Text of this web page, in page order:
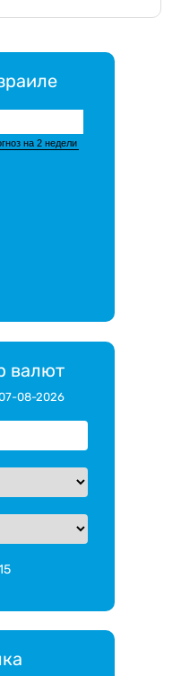
валют
08-2026